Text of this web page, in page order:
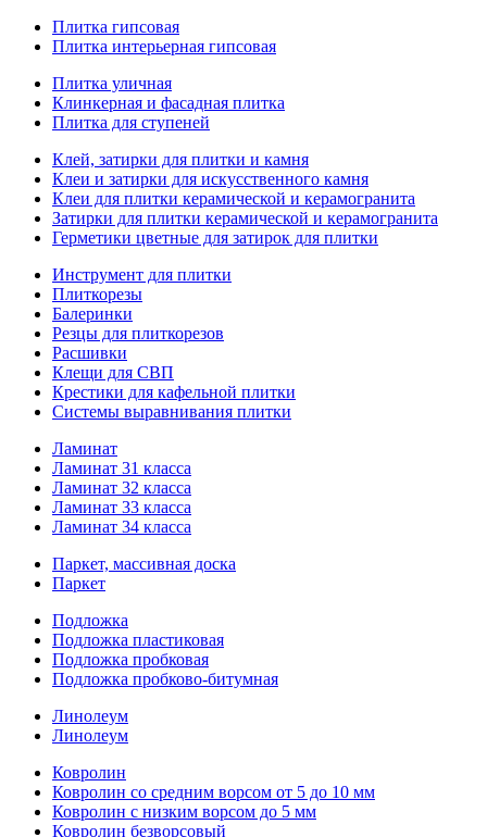
Плитка гипсовая
Плитка интерьерная гипсовая
Плитка уличная
Клинкерная и фасадная плитка
Плитка для ступеней
Клей, затирки для плитки и камня
Клеи и затирки для искусственного камня
Клеи для плитки керамической и керамогранита
Затирки для плитки керамической и керамогранита
Герметики цветные для затирок для плитки
Инструмент для плитки
Плиткорезы
Балеринки
Резцы для плиткорезов
Расшивки
Клещи для СВП
Крестики для кафельной плитки
Системы выравнивания плитки
Ламинат
Ламинат 31 класса
Ламинат 32 класса
Ламинат 33 класса
Ламинат 34 класса
Паркет, массивная доска
Паркет
Подложка
Подложка пластиковая
Подложка пробковая
Подложка пробково-битумная
Линолеум
Линолеум
Ковролин
Ковролин со средним ворсом от 5 до 10 мм
Ковролин с низким ворсом до 5 мм
Ковролин безворсовый